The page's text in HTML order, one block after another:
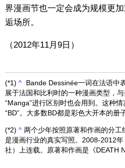
界漫画节也一定会成为规模更
逅场所。
（2012年11月9日）
(*1) ^Bande Dessinée一词在法语中
展于法国和比利时的一种漫画类型，
“Manga”进行区别时也会用到。这种
“BD”。大多数BD都是彩色大开本的册子
(*2) ^两个少年按照原著和作画的分工
是漫画行业的真实写照。2008-2012
社）上连载。原著和作画是《DEATH